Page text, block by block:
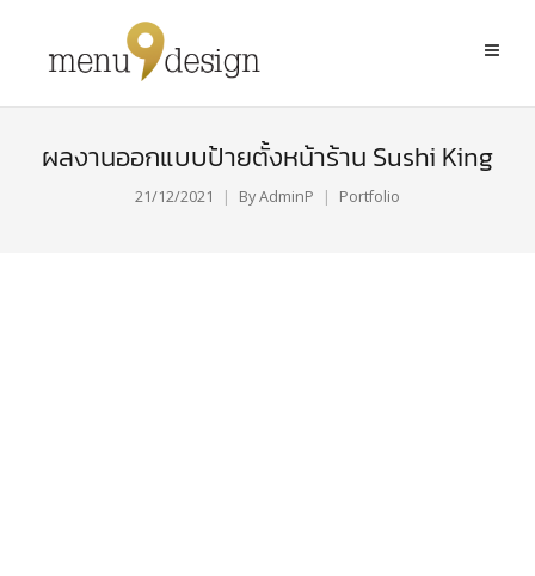
ผลงานออกแบบป้ายตั้งหน้าร้าน Sushi King
21/12/2021 ByAdminP Portfolio